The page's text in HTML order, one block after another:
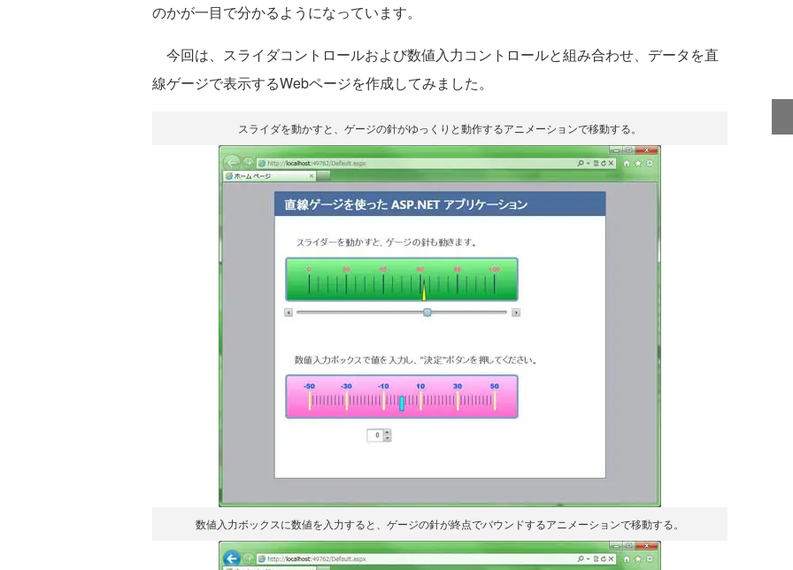
のかが一目で分かるようになっています。
今回は、スライダコントロールおよび数値入力コントロールと組み合わせ、データを直
線ゲージで表示するWebページを作成してみました。
スライダを動かすと、ゲージの針がゆっくりと動作するアニメーションで移動する。
数値入力ボックスに数値を入力すると、ゲージの針が終点でバウンドするアニメーションで移動する。